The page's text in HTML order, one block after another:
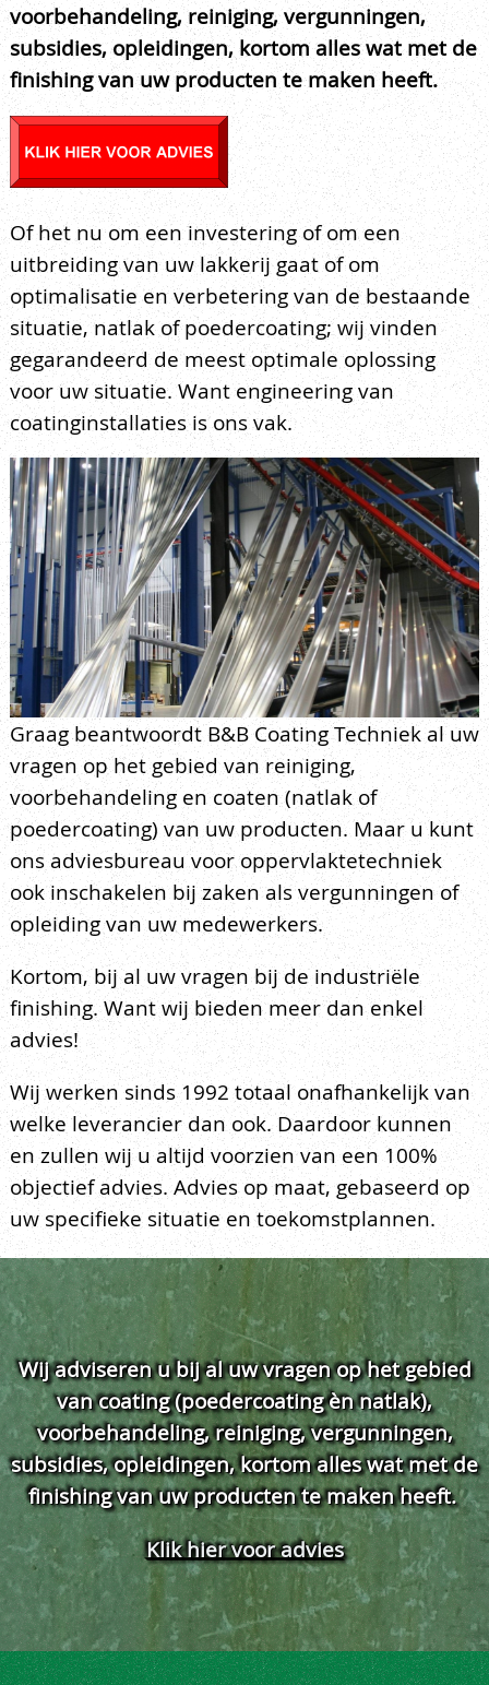
voorbehandeling, reiniging, vergunningen,
subsidies, opleidingen, kortom alles wat met de
finishing van uw producten te maken heeft.
Of het nu om een investering of om een
uitbreiding van uw lakkerij gaat of om
optimalisatie en verbetering van de bestaande
situatie, natlak of poedercoating; wij vinden
gegarandeerd de meest optimale oplossing
voor uw situatie. Want engineering van
coatinginstallaties is ons vak.
Graag beantwoordt B&B Coating Techniek al uw
vragen op het gebied van reiniging,
voorbehandeling en coaten (natlak of
poedercoating) van uw producten. Maar u kunt
ons adviesbureau voor oppervlaktetechniek
ook inschakelen bij zaken als vergunningen of
opleiding van uw medewerkers.
Kortom, bij al uw vragen bij de industriële
finishing. Want wij bieden meer dan enkel
advies!
Wij werken sinds 1992 totaal onafhankelijk van
welke leverancier dan ook. Daardoor kunnen
en zullen wij u altijd voorzien van een 100%
objectief advies. Advies op maat, gebaseerd op
uw specifieke situatie en toekomstplannen.
Wij adviseren u bij al uw vragen op het gebied
van coating (poedercoating èn natlak),
voorbehandeling, reiniging, vergunningen,
subsidies, opleidingen, kortom alles wat met de
finishing van uw producten te maken heeft.
Klik hier voor advies